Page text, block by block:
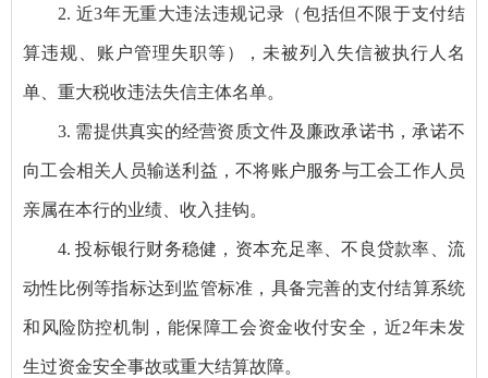
2. 近3年无重大违法违规记录（包括但不限于支付结
算违规、账户管理失职等），未被列入失信被执行人名
单、重大税收违法失信主体名单。
3. 需提供真实的经营资质文件及廉政承诺书，承诺不
向工会相关人员输送利益，不将账户服务与工会工作人员
亲属在本行的业绩、收入挂钩。
4. 投标银行财务稳健，资本充足率、不良贷款率、流
动性比例等指标达到监管标准，具备完善的支付结算系统
和风险防控机制，能保障工会资金收付安全，近2年未发
生过资金安全事故或重大结算故障。